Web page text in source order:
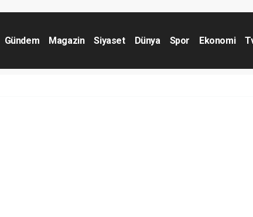
Gündem Magazin Siyaset Dünya Spor Ekonomi